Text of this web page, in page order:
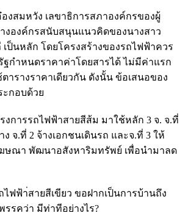
งสมหวัง เลขาธิการสภาองค์กรของผู้
งองค์กรสนับสนุนแนวคิดของนางสาว
ป็นหลัก โดยโครงสร้างของรถไฟฟ้าควร
ฐกำหนดราคาค่าโดยสารได้ ไม่มีค่าแรก
ารางราคาเดียวกัน ดังนั้น ข้อเสนอของ
ะกอบด้วย
งการรถไฟฟ้าสายสีส้ม มาใช้หลัก 3 จ. จ.ที่
ง จ.ที่ 2 จ้างเอกชนเดินรถ และจ.ที่ 3 ให้
ษณา พัฒนาอสังหาริมทรัพย์ เพื่อนำมาลด
ฟฟ้า่สายสีเขียว ขอฝากเป็นการบ้านถึง
รรคว่า มีท่าทีอย่างไร?